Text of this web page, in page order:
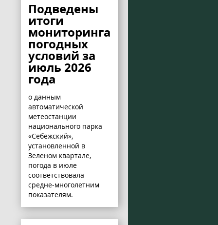
Подведены
итоги
мониторинга
погодных
условий за
июль 2026
года
о данным
автоматической
метеостанции
национального парка
«Себежский»,
установленной в
Зеленом квартале,
погода в июле
соответствовала
средне-многолетним
показателям.